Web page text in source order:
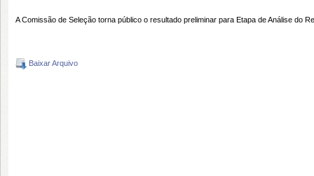
A Comissão de Seleção torna público o resultado preliminar para Etapa de Análise do
Baixar Arquivo